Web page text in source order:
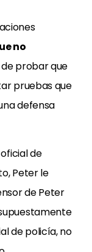
no
probar que
pruebas que
defensa
de
Peter le
de Peter
de policía, no